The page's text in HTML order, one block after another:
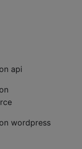
api
wordpress